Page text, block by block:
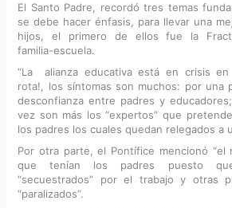
El Santo Padre, recordó tres temas
se debe hacer énfasis, para llevar una
hijos, el primero de ellos fue la
familia-escuela.
“La alianza educativa está en crisis en
rota!, los síntomas son muchos: por una
desconfianza entre padres y
vez son más los “expertos” que
los padres los cuales quedan relegados a
Por otra parte, el Pontífice mencionó “el
que tenían los padres puesto
“secuestrados” por el trabajo y otras
“paralizados”.